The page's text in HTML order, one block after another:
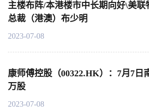
主楼布阵/本港楼市中长期向好\美联
总裁（港澳）布少明
2023-07-08
康师傅控股（00322.HK）：7月7日
万股
2023-07-08